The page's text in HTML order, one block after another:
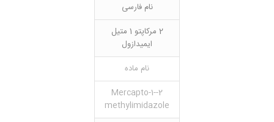
نام فارسی
2 مرکاپتو 1 متیل
ایمیدازول
نام ماده
2-Mercapto-1-
methylimidazole